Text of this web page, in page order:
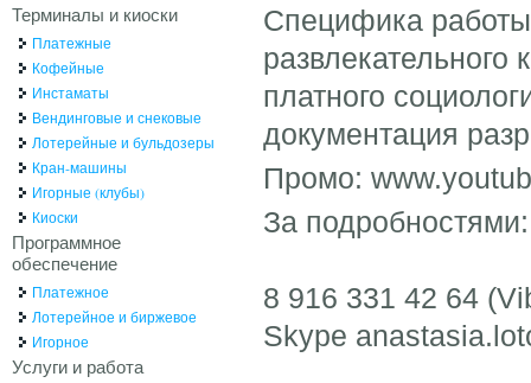
Специфика работы
платного
документация
Промо:
За подробностями:
8 916 331 42 64
Skype
Терминалы и киоски
Платежные
Кофейные
Инстаматы
Вендинговые и снековые
Лотерейные и бульдозеры
Кран-машины
Игорные (клубы)
Киоски
Программное
обеспечение
Платежное
Лотерейное и биржевое
Игорное
Услуги и работа